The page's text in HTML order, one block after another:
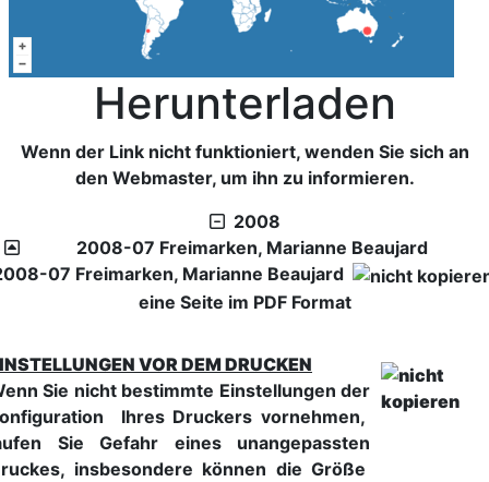
Herunterladen
Wenn der Link nicht funktioniert, wenden Sie sich an
den Webmaster, um ihn zu informieren.
2008
2008-07 Freimarken, Marianne Beaujard
07 Freimarken, Marianne Beaujard
eine Seite im PDF Format
VOR DEM DRUCKEN
Sie nicht bestimmte Einstellungen der
Ihres Druckers vornehmen,
Sie Gefahr eines unangepassten
insbesondere können die Größe